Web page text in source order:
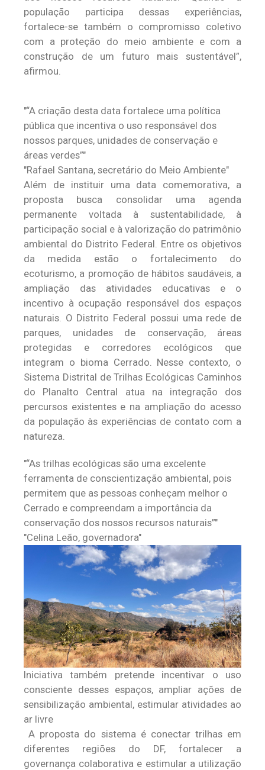
população participa dessas experiências,
fortalece-se também o compromisso coletivo
com a proteção do meio ambiente e com a
construção de um futuro mais sustentável”,
afirmou.
“A criação desta data fortalece uma política
pública que incentiva o uso responsável dos
nossos parques, unidades de conservação e
áreas verdes”
Rafael Santana, secretário do Meio Ambiente
Além de instituir uma data comemorativa, a
proposta busca consolidar uma agenda
permanente voltada à sustentabilidade, à
participação social e à valorização do patrimônio
ambiental do Distrito Federal. Entre os objetivos
da medida estão o fortalecimento do
ecoturismo, a promoção de hábitos saudáveis, a
ampliação das atividades educativas e o
incentivo à ocupação responsável dos espaços
naturais. O Distrito Federal possui uma rede de
parques, unidades de conservação, áreas
protegidas e corredores ecológicos que
integram o bioma Cerrado. Nesse contexto, o
Sistema Distrital de Trilhas Ecológicas Caminhos
do Planalto Central atua na integração dos
percursos existentes e na ampliação do acesso
da população às experiências de contato com a
natureza.
“As trilhas ecológicas são uma excelente
ferramenta de conscientização ambiental, pois
permitem que as pessoas conheçam melhor o
Cerrado e compreendam a importância da
conservação dos nossos recursos naturais”
Celina Leão, governadora
Iniciativa também pretende incentivar o uso
consciente desses espaços, ampliar ações de
sensibilização ambiental, estimular atividades ao
ar livre
A proposta do sistema é conectar trilhas em
diferentes regiões do DF, fortalecer a
governança colaborativa e estimular a utilização